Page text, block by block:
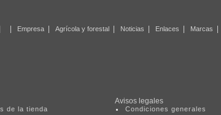
Empresa Agrícola y forestal Noticias Enlaces Marcas
de la tienda
Avisos legales
Condiciones generales